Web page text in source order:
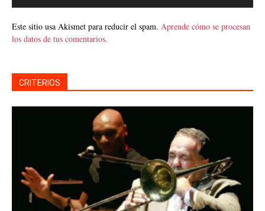
Este sitio usa Akismet para reducir el spam. Aprende cómo se procesan
los datos de tus comentarios.
CRITERIOS